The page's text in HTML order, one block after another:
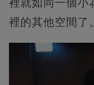
裡就如同一個小
裡的其他空間了。